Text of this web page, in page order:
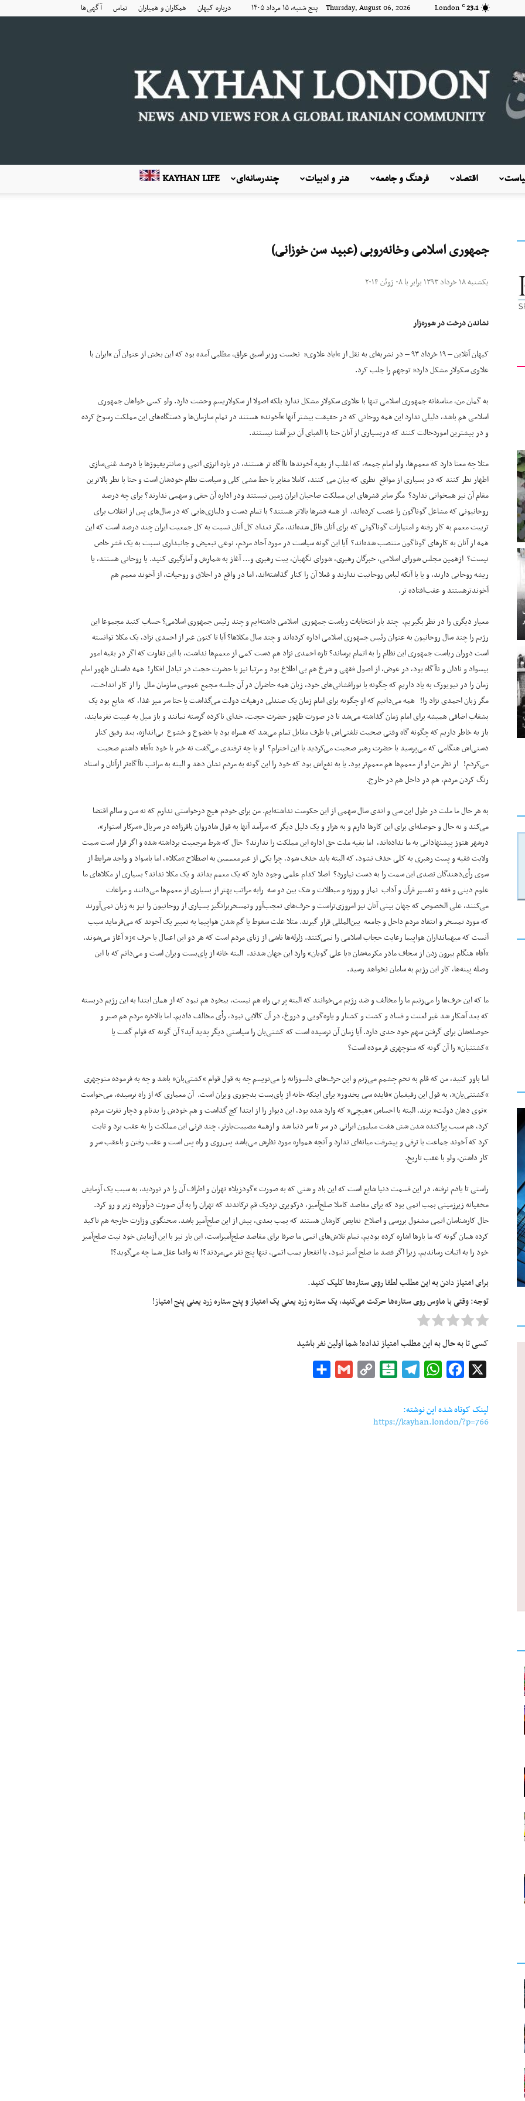
23.1
C
London Thursday, August 06, 2026 پنج شنبه, ۱۵ مرداد ۱۴۰۵ درباره کیهان همکاران و همیاران تماس آگهی‌ها
کیهان
لندن
KAYHAN LIFE چندرسانه‌ای هنر و ادبیات فرهنگ و جامعه اقتصاد
جمهوری اسلامی وخانه‌روبی (عبید سن خوزانی)
یکشنبه ۱۸ خرداد ۱۳۹۳ برابر با ۰۸ ژوئن ۲۰۱۴
نشاندن درخت در شوره‌زار
کیهان آنلاین – ۱۹ خرداد ۹۳ – در نشریه‌ای به نقل از “ایاد علاوی” نخست وزیر اسبق عراق، مطلبی آمده بود که این بخش از عنوان آن “ایران با
علاوی سکولار مشکل دارد” توجهم را جلب کرد.
به گمان من، متاسفانه جمهوری اسلامی تنها با علاوی سکولار مشکل ندارد بلکه اصولا از سکولاریسم وحشت دارد. ولو کسی خواهان جمهوری
اسلامی هم باشد، دلیلی ندارد این همه روحانی که در حقیقت بیشتر آنها “آخوند” هستند در تمام سازمان‌ها و دستگاه‌های این مملکت رسوخ کرده
و در بیشترین اموردخالت کنند که دربسیاری از آنان حتا با الفبای آن نیز آشنا نیستند.
مثلا چه معنا دارد که معمم‌ها، ولو امام جمعه، که اغلب از بقیه آخوندها ناآگاه تر هستند، در باره انرژی اتمی و سانتریفیوژها یا درصد غنی‌سازی
اظهار نظر کنند که در بسیاری از مواقع نظری که بیان می کنند، کاملا مغایر با خط مشی کلی و سیاست نظام خودشان است و حتا با نظر بالاترین
مقام آن نیز همخوانی ندارد؟ مگر سایر قشرهای این مملکت صاحبان ایران زمین نیستند ودر اداره آن حقی و سهمی ندارند؟ برای چه درصد
روحانیونی که مشاغل گوناگون را غصب کرده‌اند، از همه قشرها بالاتر هستند؟ با تمام دست و دلبازی‌هایی که در سال‌های پس از انقلاب برای
تربیت معمم به کار رفته و امتیازات گوناگونی که برای آنان قائل شده‌اند، مگر تعداد کل آنان نسبت به کل جمعیت ایران چند درصد است که این
همه از آنان به کارهای گوناگون منتصب شده‌اند؟ آیا این گونه سیاست در مورد آحاد مردم، نوعی تبعیض و جانبداری نسبت به یک قشر خاص
نیست؟ ازهمین مجلس شورای اسلامی، خبرگان رهبری، شورای نگهبان، بیت رهبری و… آغاز به شمارش و آمارگیری کنید. یا روحانی هستند، یا
ریشه روحانی دارند، و یا با آنکه لباس روحانیت ندارند و فعلا آن را کنار گذاشته‌اند، اما در واقع در اخلاق و روحیات، از آخوند معمم هم
آخوندترهستند و عقب‌افتاده تر.
معیار دیگری را در نظر بگیریم. چند بار انتخابات ریاست جمهوری اسلامی داشته‌ایم و چند رئیس جمهوری اسلامی؟ حساب کنید مجموعا این
رژیم را چند سال روحانیون به عنوان رئیس جمهوری اسلامی اداره کرده‌اند و چند سال مکلاها؟ آیا تا کنون غیر از احمدی نژاد، یک مکلا توانسته
است دوران ریاست جمهوری این نظام را به اتمام برساند؟ تازه احمدی نژاد هم دست کمی از معمم‌ها نداشت، با این تفاوت که اگر در بقیه امور
بیسواد و نادان و ناآگاه بود، در عوض، از اصول فقهی و شرع هم بی اطلاع بود و مرتبا نیز با حضرت حجت در تبادل افکار! همه داستان ظهور امام
زمان را در نیویورک به یاد داریم که چگونه با نورافشانی‌های خود، زبان همه حاضران در آن جلسه مجمع عمومی سازمان ملل را از کار انداخت،
مگر زبان احمدی نژاد را! همه می‌دانیم که او چگونه برای امام زمان یک صندلی درهیات دولت می‌گذاشت یا حتا سر میز غذا، که شایع بود یک
بشقاب اضافی همیشه برای امام زمان گذاشته می‌شد تا در صورت ظهور حضرت حجت، خدای ناکرده گرسنه نمانند و باز میل به غیبت نفرمایند.
باز به خاطر داریم که چگونه گاه وقتی صحبت تلفنی‌اش با طرف مقابل تمام می‌شد که همراه بود با خضوع و خشوع بی‌اندازه، بعد رفیق کنار
دستی‌اش هنگامی که می‌پرسید با حضرت رهبر صحبت می‌کردید با این احترام؟ او با چه ترفندی می‌گفت نه خیر با خود “آقا” داشتم صحبت
می‌کردم! از نظر من او از معمم‌ها هم معمم‌تر بود. یا به نفع‌اش بود که خود را این گونه به مردم نشان دهد و البته به مراتب ناآگاه‌تر ازآنان و استاد
رنگ کردن مردم، هم در داخل هم در خارج.
به هر حال ما ملت در طول این سی و اندی سال سهمی از این حکومت نداشته‌ایم. من برای خودم هیچ درخواستی ندارم که نه سن و سالم اقتضا
می‌کند و نه حال و حوصله‌ای برای این کارها دارم و به هزار و یک دلیل دیگر که سرآمد آنها به قول شادروان باقرزاده در سریال «سرکار استوار»،
درشهر هنوز پیشنهاداتی به ما نداده‌اند، اما بقیه ملت حق اداره این مملکت را ندارند؟ حال که شرط مرجعیت برداشته شده و اگر قرار است سمت
ولایت فقیه و پست رهبری به کلی حذف نشود، که البته باید حذف شود، چرا یکی از غیرمعممین به اصطلاح “مکلا”، اما باسواد و واجد شرایط از
سوی رأی‌دهندگان تصدی این سمت را به دست نیاورد؟ اصلا کدام علمی وجود دارد که یک معمم بداند و یک مکلا نداند؟ بسیاری از مکلاهای ما
علوم دینی و فقه و تفسیر قرآن و آداب نماز و روزه و مبطلات و شک بین دو سه رابه مراتب بهتر از بسیاری از معمم‌ها می‌دانند و مراعات
می‌کنند، علی الخصوص که جهان بینی آنان نیز امروزی‌تراست و حرف‌های تعجب‌آور وتمسخربرانگیز بسیاری از روحانیون را نیز به زبان نمی‌آورند
که مورد تمسخر و انتقاد مردم داخل و جامعه بین‌المللی قرار گیرند. مثلا علت سقوط یا گم شدن هواپیما به تعبیر یک آخوند که می‌فرماید سبب
آنست که میهمانداران هواپیما رعایت حجاب اسلامی را نمی‌کنند. زلزله‌ها ناشی از زنای مردم است که هر دو این اعمال با حرف “ز” آغاز می‌شوند.
“آقا” هنگام بیرون زدن از سجاف مادر مکرمه‌شان «یا علی گویان» وارد این جهان شدند. البته خانه از پای‌بست ویران است و می‌دانم که با این
وصله پینه‌ها، کار این رژیم به سامان نخواهد رسید.
ما که این حرف‌ها را می‌زنیم ما را مخالف و ضد رژیم می‌خوانند که البته پر بی راه هم نیست، بیخود هم نبود که از همان ابتدا به این رژیم دربسته
که بعد آشکار شد غیر لعنت و فساد و کشت و کشتار و یاوه‌گویی و دروغ، در آن کالایی نبود، رأی مخالف دادیم. اما بالاخره مردم هم صبر و
حوصله‌شان برای گرفتن سهم خود حدی دارد. آیا زمان آن نرسیده است که کشتی‌بان را سیاستی دیگر پدید آید؟ آن گونه که قوام گفت یا
“کشتنیان” را آن گونه که منوچهری فرموده است؟
اما باور کنید، من که قلم به تخم چشمم می‌زنم و این حرف‌های دلسوزانه را می‌نویسم چه به قول قوام “کشتی‌بان” باشد و چه به فرموده منوچهری
“کشتنی‌یان”، به قول این رفیقمان “فایده سی یخدور” برای اینکه خانه از پای‌بست بدجوری ویران است. آن معماری که از راه نرسیده، می‌خواست
“توی دهان دولت” بزند، البته با احساس “هیچی” که وارد شده بود، این دیوار را از ابتدا کج گذاشت و هم خودش را بدنام و دچار نفرت مردم
کرد، هم سبب پراکنده شدن شش هفت میلیون ایرانی در سر تا سر دنیا شد و ازهمه مصیبت‌بارتر، چند قرنی این مملکت را به عقب برد و ثابت
کرد که آخوند جماعت با ترقی و پیشرفت میانه‌ای ندارد و آنچه همواره مورد نظرش می‌باشد پس‌روی و راه پس است و عقب رفتن و باعقب سر و
کار داشتن، ولو با عقب تاریخ.
راستی تا یادم نرفته، در این قسمت دنیا شایع است که این باد و شنی که به صورت “گودزیلا” تهران و اطراف آن را در نوردید، به سبب یک آزمایش
مخفیانه زیر‌زمینی بمب اتمی بود که برای مقاصد کاملا صلح‌آمیز، درکویری نزدیک قم ترکاندند که تهران را به آن صورت درآورده زیر و رو کرد.
حال کارشناسان اتمی مشغول بررسی و اصلاح نقایص کارشان هستند که بمب بعدی، بیش از این صلح‌آمیز باشد. سخنگوی وزارت خارجه هم تاکید
کرده همان گونه که ما بارها اشاره کرده بودیم، تمام تلاش‌های اتمی ما صرفا برای مقاصد صلح‌آمیزاست، این بار نیز با این آزمایش خود نیت صلح‌آمیز
خود را به اثبات رساندیم. زیرا اگر قصد ما صلح آمیز نبود، با انفجار بمب اتمی، تنها پنج نفر می‌مردند؟! نه واقعا عقل شما چه می‌گوید؟!
برای امتیاز دادن به این مطلب لطفا روی ستاره‌ها کلیک کنید.
توجه: وقتی با ماوس روی ستاره‌ها حرکت می‌کنید، یک ستاره زرد یعنی یک امتیاز و پنج ستاره زرد یعنی پنج امتیاز!
کسی تا به حال به این مطلب امتیاز نداده! شما اولین نفر باشید
Facebook
WhatsApp
Telegram
Balatarin
Copy
Gmail
لینک کوتاه شده این نوشته:
https://kayhan.london/?p=766